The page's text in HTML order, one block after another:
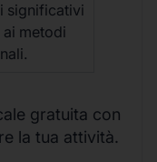
significativi
metodi
gratuita con
la tua attività.